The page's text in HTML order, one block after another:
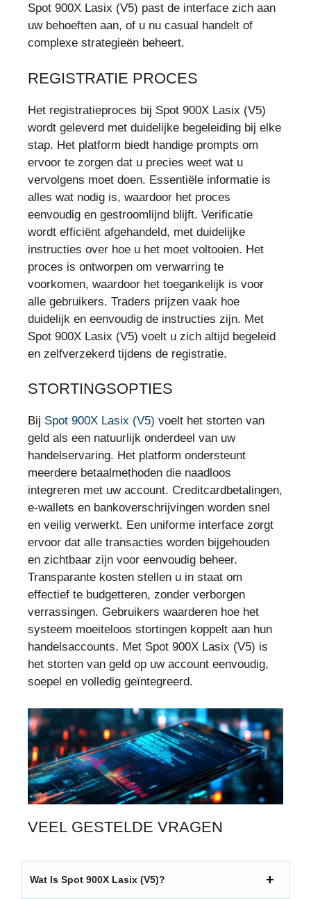
Spot 900X Lasix (V5) past de interface zich aan
uw behoeften aan, of u nu casual handelt of
complexe strategieën beheert.
REGISTRATIE PROCES
Het registratieproces bij Spot 900X Lasix (V5)
wordt geleverd met duidelijke begeleiding bij elke
stap. Het platform biedt handige prompts om
ervoor te zorgen dat u precies weet wat u
vervolgens moet doen. Essentiële informatie is
alles wat nodig is, waardoor het proces
eenvoudig en gestroomlijnd blijft. Verificatie
wordt efficiënt afgehandeld, met duidelijke
instructies over hoe u het moet voltooien. Het
proces is ontworpen om verwarring te
voorkomen, waardoor het toegankelijk is voor
alle gebruikers. Traders prijzen vaak hoe
duidelijk en eenvoudig de instructies zijn. Met
Spot 900X Lasix (V5) voelt u zich altijd begeleid
en zelfverzekerd tijdens de registratie.
STORTINGSOPTIES
Bij Spot 900X Lasix (V5) voelt het storten van
geld als een natuurlijk onderdeel van uw
handelservaring. Het platform ondersteunt
meerdere betaalmethoden die naadloos
integreren met uw account. Creditcardbetalingen,
e-wallets en bankoverschrijvingen worden snel
en veilig verwerkt. Een uniforme interface zorgt
ervoor dat alle transacties worden bijgehouden
en zichtbaar zijn voor eenvoudig beheer.
Transparante kosten stellen u in staat om
effectief te budgetteren, zonder verborgen
verrassingen. Gebruikers waarderen hoe het
systeem moeiteloos stortingen koppelt aan hun
handelsaccounts. Met Spot 900X Lasix (V5) is
het storten van geld op uw account eenvoudig,
soepel en volledig geïntegreerd.
VEEL GESTELDE VRAGEN
Wat Is Spot 900X Lasix (V5)?